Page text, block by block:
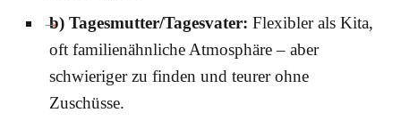
b) Tagesmutter/Tagesvater: Flexibler als Kita,
oft familienähnliche Atmosphäre – aber
schwieriger zu finden und teurer ohne
Zuschüsse.